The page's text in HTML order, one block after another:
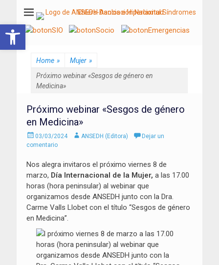
ANSEDH
Asociación Nacional del Síndrome de Ehlers-Danlos e Hiperlaxitud
Home » Mujer »
Próximo webinar «Sesgos de género en
Medicina»
Próximo webinar «Sesgos de género
en Medicina»
Enviado
el
03/03/2024 AutorANSEDH (Editora)
Dejar un
comentario
Nos alegra invitaros el próximo viernes 8 de
marzo, Día Internacional de la Mujer, a las 17.00
horas (hora peninsular) al webinar que
organizamos desde ANSEDH junto con la Dra.
Carme Valls Llobet con el título “Sesgos de género
en Medicina”.
Abrir barra de herramientas